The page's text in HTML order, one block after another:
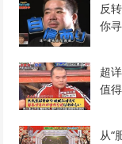
反
你
超
值
从“